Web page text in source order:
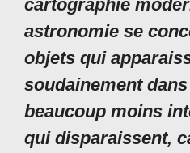
cartographie
astronomie se
objets qui
soudainement
beaucoup moins
qui disparaissent,